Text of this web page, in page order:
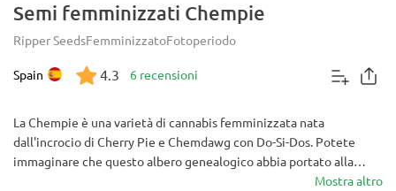
Semi femminizzati Chempie
Ripper SeedsFemminizzatoFotoperiodo
Spain 4.3 6 recensioni
La Chempie è una varietà di cannabis femminizzata nata
dall'incrocio di Cherry Pie e Chemdawg con Do-Si-Dos. Potete
immaginare che questo albero genealogico abbia portato alla
creazione di una delle varietà di cannabis dall'odore più unico
Mostra altro